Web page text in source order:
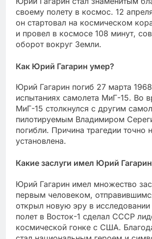
своему полету в космос. 12
он стартовал на космическом
и провел в космосе 108 минут,
оборот вокруг Земли.
Как Юрий Гагарин умер?
Юрий Гагарин погиб 27 марта
испытаниях самолета МиГ-15. Во
МиГ-15 столкнулся с другим
пилотируемым Владимиром
погибли. Причина трагедии точно
установлена.
Какие заслуги имел Юрий
Юрий Гагарин имел множество
первым человеком,
открыл новую эру в
полет в Восток-1 сделал СССР
космической гонке с США.